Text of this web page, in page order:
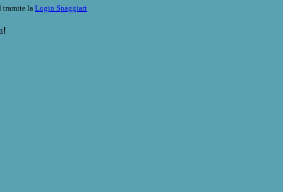
tramite la Login Spaggiari